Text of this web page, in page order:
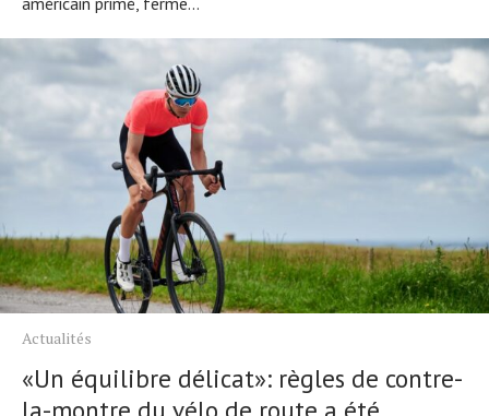
Actualités
«Un équilibre délicat»: règles de contre-